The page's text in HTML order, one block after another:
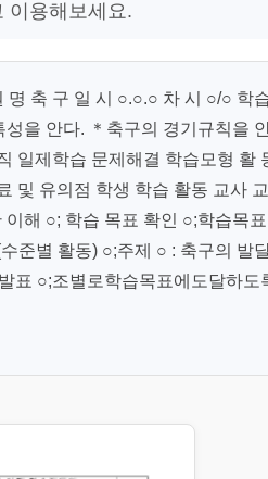
이용해보세요.
축 구 일 시 ○.○.○ 차 시 ○/○ 학
을 안다. ＊축구의 경기규칙을
일제학습 문제해결 학습모형 활
및 유의점 학생 학습 활동 교사
해 ○; 학습 목표 확인 ○;학습목
준별 활동) ○;주제 ○ : 축구의 발
표 ○;조별로학습목표에도달하도